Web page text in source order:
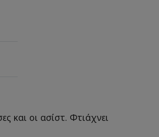
και οι ασίστ. Φτιάχνει